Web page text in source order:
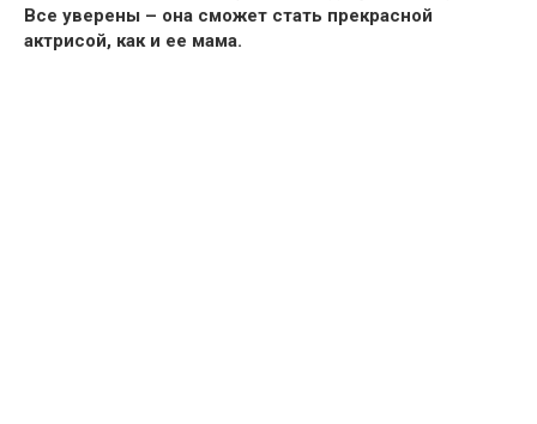
Все уверены – она сможет стать прекрасной
актрисой, как и ее мама.